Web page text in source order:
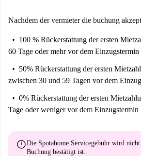
Nachdem der vermieter die buchung
100 % Rückerstattung der ersten
60 Tage oder mehr vor dem Einzugstermin
50% Rückerstattung der ersten
zwischen 30 und 59 Tagen vor dem
0% Rückerstattung der ersten
Tage oder weniger vor dem Einzugstermin
errorDie Spotahome Servicegebühr wird nicht
Buchung bestätigt ist.